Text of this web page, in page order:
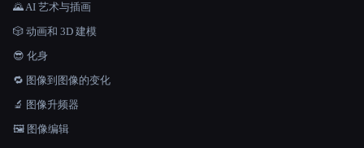
🌄 AI 艺术与插画
🎲 动画和 3D 建模
😎 化身
🔁 图像到图像的变化
🔬 图像升频器
🖼️ 图像编辑